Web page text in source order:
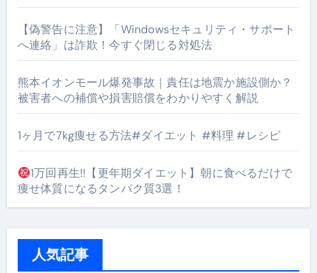
【偽警告に注意】「Windowsセキュリティ・サポート
へ連絡」は詐欺！今すぐ閉じる対処法
熊本イオンモール爆発事故｜責任は地震か施設側か？
被害者への補償や損害賠償をわかりやすく解説
1ヶ月で7kg痩せる方法#ダイエット #料理 #レシピ
1万回再生!!【更年期ダイエット】朝に食べるだけで
痩せ体質になるタンパク質3選！
人気記事